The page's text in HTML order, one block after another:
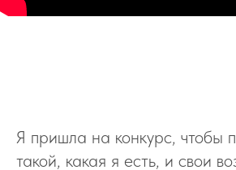
Я пришла на конкурс, чтобы
такой, какая я есть, и свои